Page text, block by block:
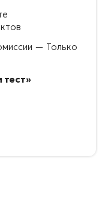
— Только
тест»